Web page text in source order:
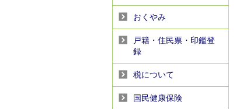
おくやみ
戸籍・住民票・印鑑登
録
税について
国民健康保険